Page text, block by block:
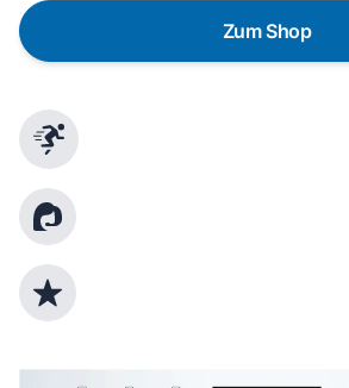
Zum Shop